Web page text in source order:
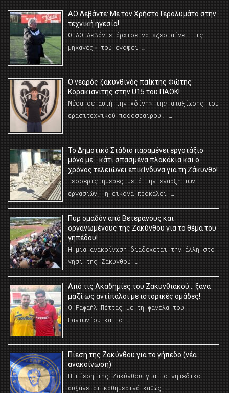
ΑΟ Λεβάντε: Με τον Χρήστο Γερολυμάτο στην
τεχνική ηγεσία!
Ο ΑΟ Λεβάντε άρχισε να «ζεσταίνει τις
μηχανές» του ενόψει …
O νεαρός ζακυνθινός παίκτης Φώτης
Κορακιανίτης στην U15 του ΠΑΟΚ!
Μέσα σε αυτή την «δίνη» της απαξίωσης του
ερασιτεχνικού ποδοσφαίρου. …
Το Δημοτικό Στάδιο παραμένει εργοτάξιο
μόνο με… κάτι σπασμένα πλακάκια και ο
χρόνος τελειώνει επικίνδυνα για τη Ζάκυνθο!
Τέσσερις ημέρες μετά την έναρξη των
εργασιών, η εικόνα προκαλεί …
Πυρ ομαδόν από Βετεράνους και
οργανωμένους της Ζακύνθου για το θέμα του
γηπέδου!
Η μια ανακοίνωση διαδέχεται την άλλη στο
νησί της Ζακύνθου …
Από τις Ακαδημίες του Ζακυνθιακού… ξανά
μαζί ως αντίπαλοι με ιστορικές ομάδες!
Ο Ραφαήλ Πέττας με τη φανέλα του
Πανιωνίου και ο …
Πίεση της Ζακύνθου για το γήπεδο (νέα
ανακοίνωση)
Η πίεση της Ζακύνθου για το γηπεδικο
αυξάνεται καθημερινά καθώς …